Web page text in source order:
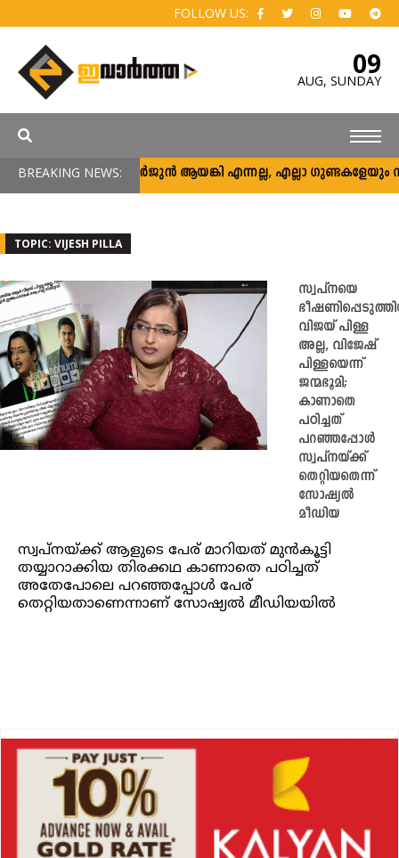
FOLLOW US:
09
AUG, SUNDAY
BREAKING NEWS:അര്‍ജുന്‍ ആയങ്കി എന്നല്ല, എല്ലാ ഗുണ്ടകളേയും
TOPIC: VIJESH PILLA
സ്വപ്നയെ
വിജയ് പിള്ള
അല്ല, വിജേഷ്
പിള്ളയെന്ന്
ജന്മഭൂമി;
കാണാതെ
പഠിച്ചത്
പറഞ്ഞപ്പോൾ
സ്വപ്നയ്ക്ക്
തെറ്റിയതെന്ന്
സോഷ്യൽ
മീഡിയ
സ്വപ്നയ്ക്ക് ആളുടെ പേര് മാറിയത് മുൻകൂട്ടി
തയ്യാറാക്കിയ തിരക്കഥ കാണാതെ പഠിച്ചത്
അതേപോലെ പറഞ്ഞപ്പോൾ പേര്
തെറ്റിയതാണെന്നാണ് സോഷ്യൽ മീഡിയയിൽ